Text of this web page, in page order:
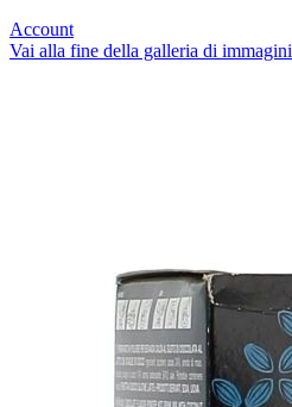
Account
Vai alla fine della galleria di immagini